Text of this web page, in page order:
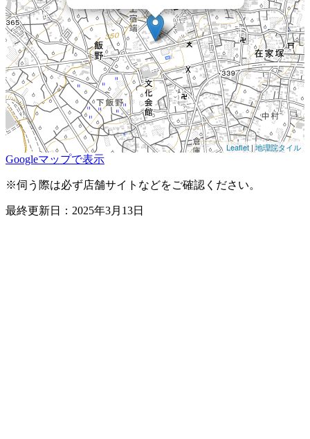
Leaflet|地理院タイル
Googleマップで表示
※伺う際は必ず店舗サイトなどをご確認ください。
最終更新日：2025年3月13日